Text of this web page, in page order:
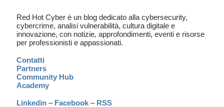
Red Hot Cyber è un blog dedicato alla cybersecurity,
cybercrime, analisi vulnerabilità, cultura digitale e
innovazione, con notizie, approfondimenti, eventi e risorse
per professionisti e appassionati.
Contatti
Partners
Community Hub
Academy
Linkedin – Facebook – RSS